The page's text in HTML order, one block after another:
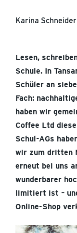
Karina
Lesen,
Schule. In
Schüler an
Fach:
haben wir
Coffee Ltd
Schul-AGs
wir zum dritten
erneut bei uns
wunderbarer
limitiert ist –
Online-Shop